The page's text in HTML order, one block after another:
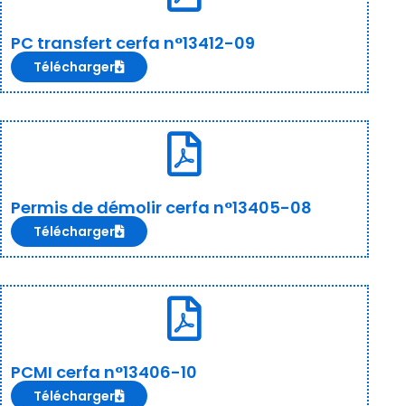
PC transfert cerfa n°13412-09
Télécharger
Permis de démolir cerfa n°13405-08
Télécharger
PCMI cerfa n°13406-10
Télécharger